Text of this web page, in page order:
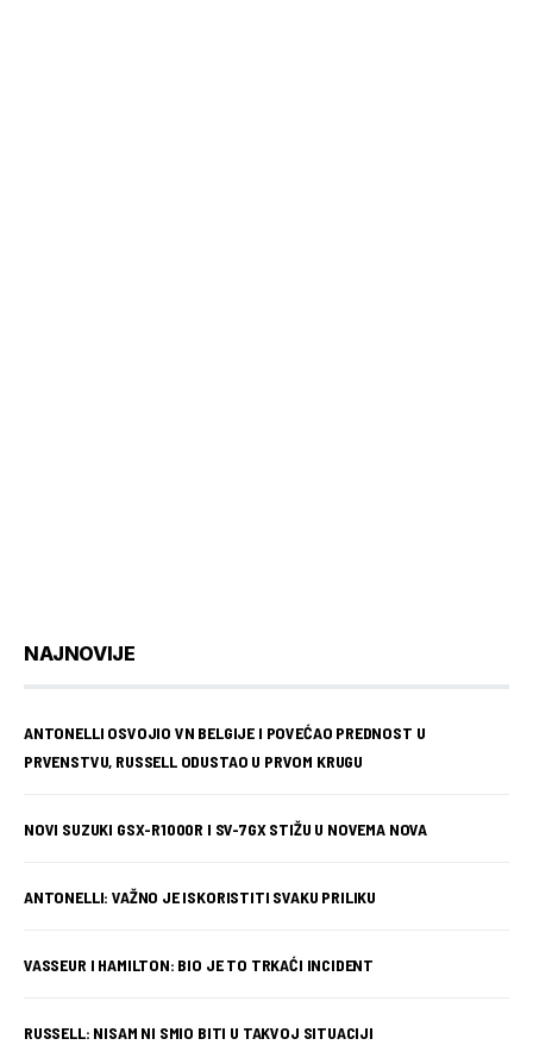
NAJNOVIJE
ANTONELLI OSVOJIO VN BELGIJE I POVEĆAO PREDNOST U
PRVENSTVU, RUSSELL ODUSTAO U PRVOM KRUGU
NOVI SUZUKI GSX-R1000R I SV-7GX STIŽU U NOVEMA NOVA
ANTONELLI: VAŽNO JE ISKORISTITI SVAKU PRILIKU
VASSEUR I HAMILTON: BIO JE TO TRKAĆI INCIDENT
RUSSELL: NISAM NI SMIO BITI U TAKVOJ SITUACIJI